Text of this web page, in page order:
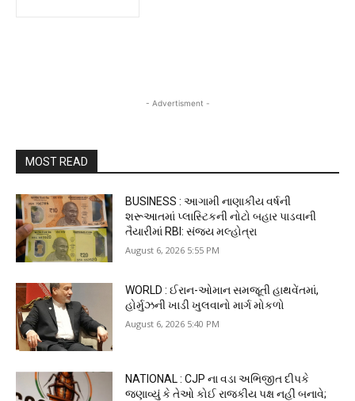
- Advertisment -
MOST READ
BUSINESS : આગામી નાણાકીય વર્ષની
શરૂઆતમાં પ્લાસ્ટિકની નોટો બહાર પાડવાની
તૈયારીમાં RBI: સંજય મલ્હોત્રા
August 6, 2026 5:55 PM
WORLD : ઈરાન-ઓમાન સમજૂતી હાથવેંતમાં,
હોર્મુઝની ખાડી ખુલવાનો માર્ગ મોકળો
August 6, 2026 5:40 PM
NATIONAL : CJP ના વડા અભિજીત દીપકે
જણાવ્યું કે તેઓ કોઈ રાજકીય પક્ષ નહીં બનાવે;